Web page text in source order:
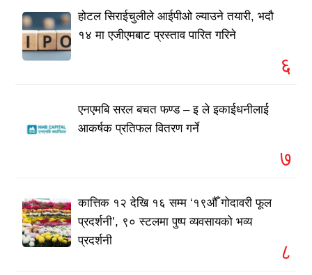
होटल सिराईचुलीले आईपीओ ल्याउने तयारी, भदौ
१४ मा एजीएमबाट प्रस्ताव पारित गरिने
६
एनएमबि सरल बचत फण्ड – इ ले इकाईधनीलाई
आकर्षक प्रतिफल वितरण गर्ने
७
कात्तिक १२ देखि १६ सम्म ‘१९औँ गोदावरी फूल
प्रदर्शनी’, ९० स्टलमा पुष्प व्यवसायको भव्य
प्रदर्शनी
८